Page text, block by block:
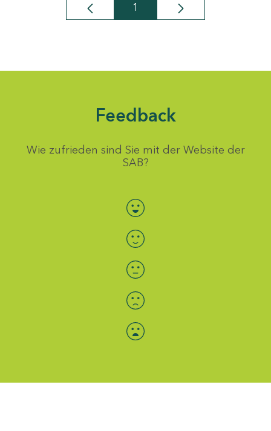
Seite
1
Feedback
Wie zufrieden sind Sie mit der Website der
SAB?
Bewertung auswählen